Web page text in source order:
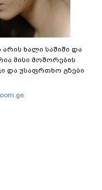
ხალი საშიში და
მისი მოშორების
და უსაფრთხო გზები